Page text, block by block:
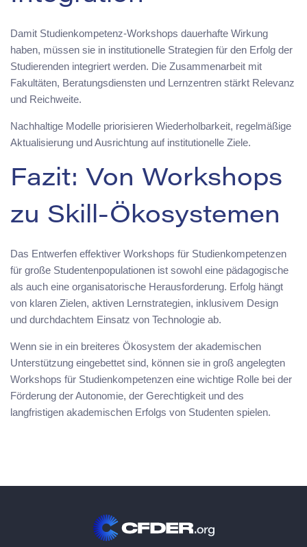
Damit Studienkompetenz-Workshops dauerhafte Wirkung
haben, müssen sie in institutionelle Strategien für den Erfolg der
Studierenden integriert werden. Die Zusammenarbeit mit
Fakultäten, Beratungsdiensten und Lernzentren stärkt Relevanz
und Reichweite.
Nachhaltige Modelle priorisieren Wiederholbarkeit, regelmäßige
Aktualisierung und Ausrichtung auf institutionelle Ziele.
Fazit: Von Workshops
zu Skill-Ökosystemen
Das Entwerfen effektiver Workshops für Studienkompetenzen
für große Studentenpopulationen ist sowohl eine pädagogische
als auch eine organisatorische Herausforderung. Erfolg hängt
von klaren Zielen, aktiven Lernstrategien, inklusivem Design
und durchdachtem Einsatz von Technologie ab.
Wenn sie in ein breiteres Ökosystem der akademischen
Unterstützung eingebettet sind, können sie in groß angelegten
Workshops für Studienkompetenzen eine wichtige Rolle bei der
Förderung der Autonomie, der Gerechtigkeit und des
langfristigen akademischen Erfolgs von Studenten spielen.